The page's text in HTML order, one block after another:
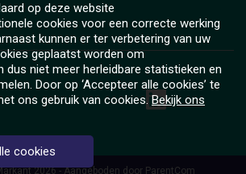
2026 - Aangeboden door ParentCom
op deze website
cookies voor een correcte werking
kunnen er ter verbetering van uw
geplaatst worden om
dus niet meer herleidbare statistieken en
Door op ‘Accepteer alle cookies’ te
ons gebruik van cookies.Bekijk ons
cookies